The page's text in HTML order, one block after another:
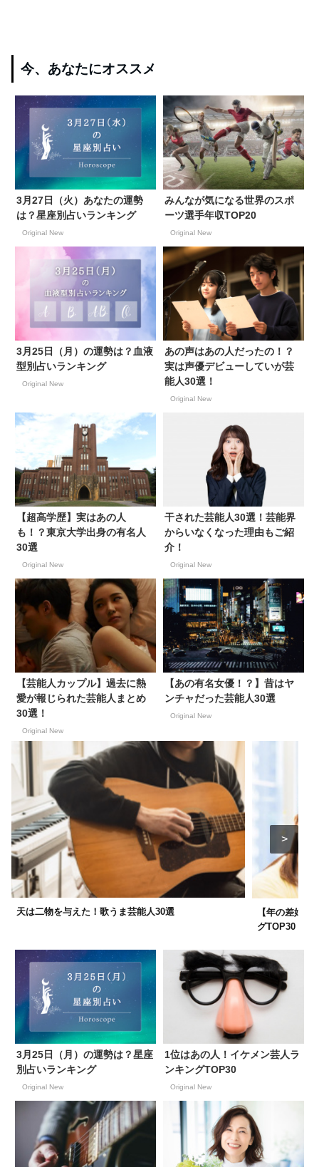
今、あなたにオススメ
3月27日（火）あなたの運勢
は？星座別占いランキング
Original New
みんなが気になる世界のスポ
ーツ選手年収TOP20
Original New
3月25日（月）の運勢は？血液
型別占いランキング
Original New
あの声はあの人だったの！？
実は声優デビューしていが芸
能人30選！
Original New
【超高学歴】実はあの人
も！？東京大学出身の有名人
30選
Original New
干された芸能人30選！芸能界
からいなくなった理由もご紹
介！
Original New
【芸能人カップル】過去に熱
愛が報じられた芸能人まとめ
30選！
Original New
【あの有名女優！？】昔はヤ
ンチャだった芸能人30選
Original New
天は二物を与えた！歌うま芸能人30選
【年の差婚】
グTOP30
3月25日（月）の運勢は？星座
別占いランキング
Original New
1位はあの人！イケメン芸人ラ
ンキングTOP30
Original New